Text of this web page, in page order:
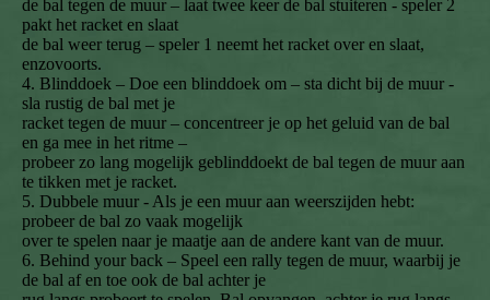
de bal tegen de muur – laat twee keer de bal stuiteren - speler 2
pakt het racket en slaat
de bal weer terug – speler 1 neemt het racket over en slaat,
enzovoorts.
4. Blinddoek – Doe een blinddoek om – sta dicht bij de muur -
sla rustig de bal met je
racket tegen de muur – concentreer je op het geluid van de bal
en ga mee in het ritme –
probeer zo lang mogelijk geblinddoekt de bal tegen de muur aan
te tikken met je racket.
5. Dubbele muur - Als je een muur aan weerszijden hebt:
probeer de bal zo vaak mogelijk
over te spelen naar je maatje aan de andere kant van de muur.
6. Behind your back – Speel een rally tegen de muur, waarbij je
de bal af en toe ook de bal achter je